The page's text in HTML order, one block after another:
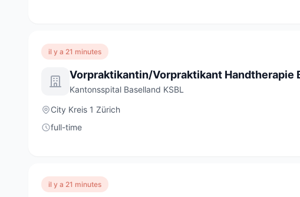
il y a 21 minutes
Kantonsspital Baselland KSBL
City Kreis 1 Zürich
full-time
il y a 21 minutes